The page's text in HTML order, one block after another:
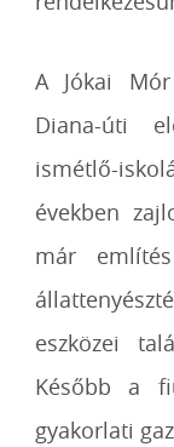
A Jókai
Diana-úti
ismétlő-
években
már
eszközei
Később a
gyakorlati